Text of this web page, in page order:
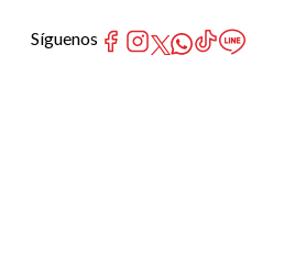
Síguenos